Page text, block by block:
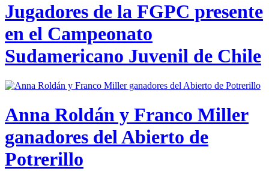
Jugadores de la FGPC presente
en el Campeonato
Sudamericano Juvenil de Chile
Anna Roldán y Franco Miller
ganadores del Abierto de
Potrerillo